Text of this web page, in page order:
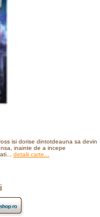
isi dorise dintotdeauna sa devina
inainte de a incepe
detalii carte...